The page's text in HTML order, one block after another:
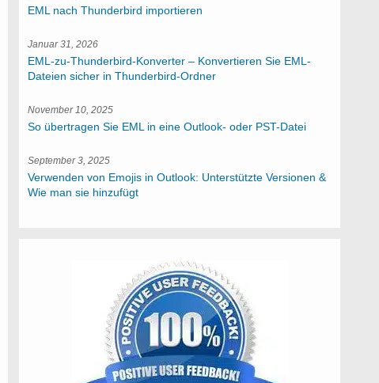
EML nach Thunderbird importieren
Januar 31, 2026
EML-zu-Thunderbird-Konverter – Konvertieren Sie EML-
Dateien sicher in Thunderbird-Ordner
November 10, 2025
So übertragen Sie EML in eine Outlook- oder PST-Datei
September 3, 2025
Verwenden von Emojis in Outlook: Unterstützte Versionen &
Wie man sie hinzufügt